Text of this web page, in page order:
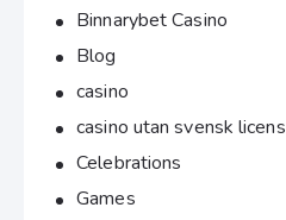
Binnarybet Casino
Blog
casino
casino utan svensk licens
Celebrations
Games